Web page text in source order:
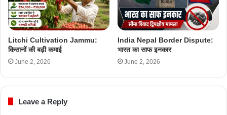
Litchi Cultivation Jammu:
किसानों की बढ़ी कमाई
June 2, 2026
India Nepal Border Dispute:
भारत का साफ इनकार
June 2, 2026
Leave a Reply